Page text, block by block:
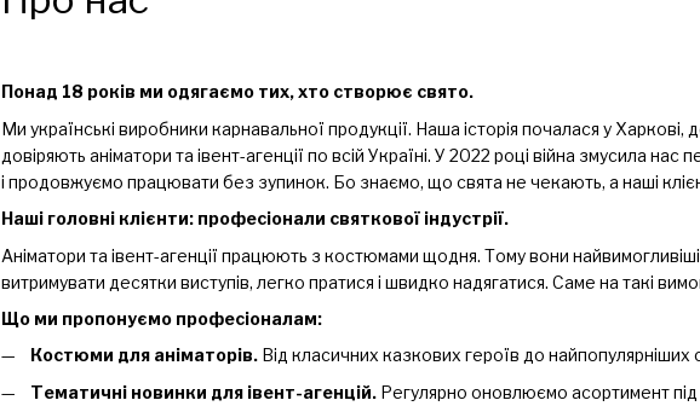
Понад 18 років ми одягаємо тих, хто створює свято.
Ми українські виробники карнавальної продукції. Наша історія почалася у
довіряють аніматори та івент-агенції по всій Україні. У 2022 році війна змусила
і продовжуємо працювати без зупинок. Бо знаємо, що свята не чекають, а наші
Наші головні клієнти: професіонали святкової індустрії.
Аніматори та івент-агенції працюють з костюмами щодня. Тому вони
витримувати десятки виступів, легко пратися і швидко надягатися. Саме на такі
Що ми пропонуємо професіоналам:
Костюми для аніматорів. Від класичних казкових героїв до найпопулярніших
Тематичні новинки для івент-агенцій. Регулярно оновлюємо асортимент під